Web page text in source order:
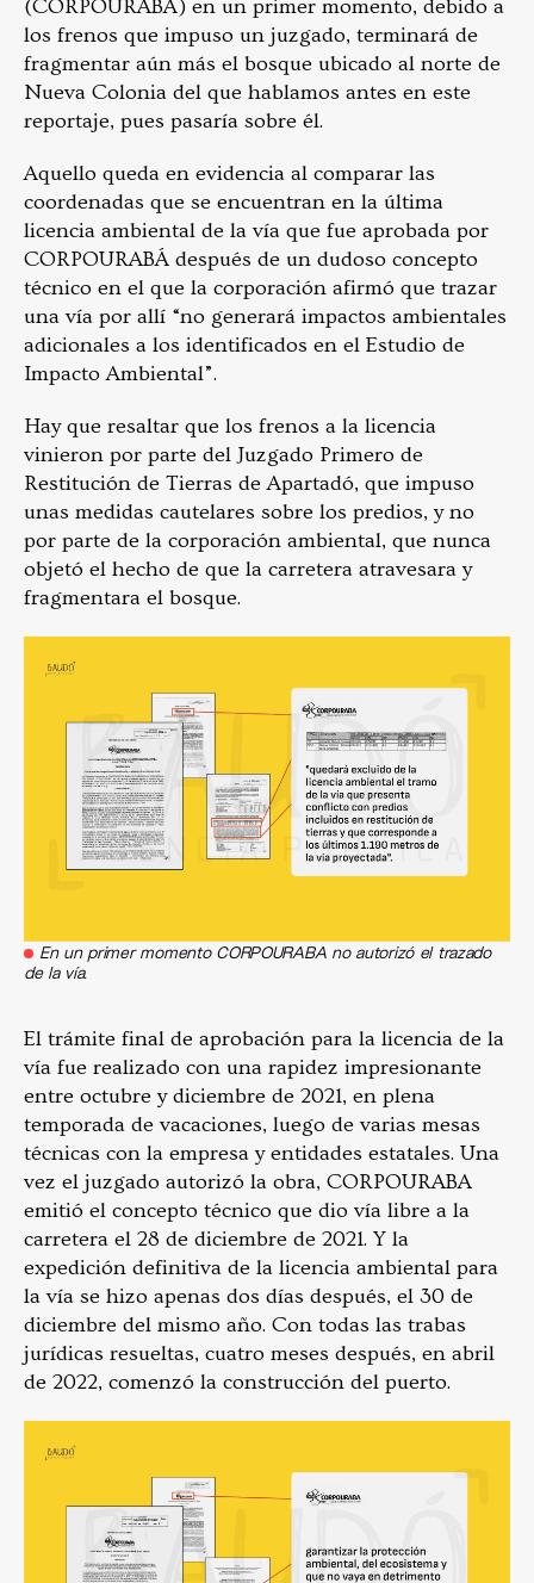
(CORPOURABA) en un primer momento, debido a
los frenos que impuso un juzgado, terminará de
fragmentar aún más el bosque ubicado al norte de
Nueva Colonia del que hablamos antes en este
reportaje, pues pasaría sobre él.
Aquello queda en evidencia al comparar las
coordenadas que se encuentran en la última
licencia ambiental de la vía que fue aprobada por
CORPOURABÁ después de un dudoso concepto
técnico en el que la corporación afirmó que trazar
una vía por allí “no generará impactos ambientales
adicionales a los identificados en el Estudio de
Impacto Ambiental”.
Hay que resaltar que los frenos a la licencia
vinieron por parte del Juzgado Primero de
Restitución de Tierras de Apartadó, que impuso
unas medidas cautelares sobre los predios, y no
por parte de la corporación ambiental, que nunca
objetó el hecho de que la carretera atravesara y
fragmentara el bosque.
En un primer momento CORPOURABA no autorizó el trazado
de la vía.
El trámite final de aprobación para la licencia de la
vía fue realizado con una rapidez impresionante
entre octubre y diciembre de 2021, en plena
temporada de vacaciones, luego de varias mesas
técnicas con la empresa y entidades estatales. Una
vez el juzgado autorizó la obra, CORPOURABA
emitió el concepto técnico que dio vía libre a la
carretera el 28 de diciembre de 2021. Y la
expedición definitiva de la licencia ambiental para
la vía se hizo apenas dos días después, el 30 de
diciembre del mismo año. Con todas las trabas
jurídicas resueltas, cuatro meses después, en abril
de 2022, comenzó la construcción del puerto.